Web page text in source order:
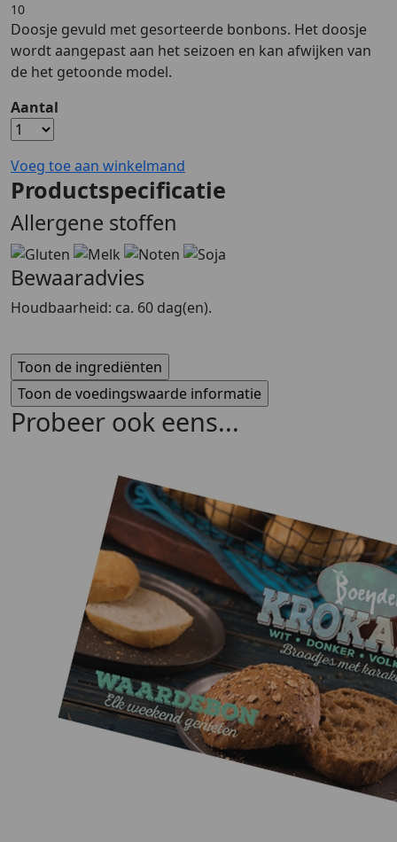
10
Doosje gevuld met gesorteerde bonbons. Het doosje
wordt aangepast aan het seizoen en kan afwijken van
de het getoonde model.
Aantal
Voeg toe aan winkelmand
Productspecificatie
Allergene stoffen
Bewaaradvies
Houdbaarheid: ca. 60 dag(en).
Probeer ook eens...